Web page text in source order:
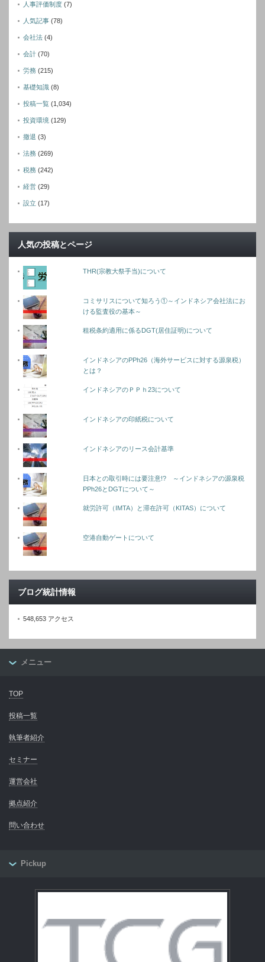
人事評価制度 (7)
人気記事 (78)
会社法 (4)
会計 (70)
労務 (215)
基礎知識 (8)
投稿一覧 (1,034)
投資環境 (129)
撤退 (3)
法務 (269)
税務 (242)
経営 (29)
設立 (17)
人気の投稿とページ
THR(宗教大祭手当)について
コミサリスについて知ろう①～インドネシア会社法にお
ける監査役の基本～
租税条約適用に係るDGT(居住証明)について
インドネシアのPPh26（海外サービスに対する源泉税）
とは？
インドネシアのＰＰｈ23について
インドネシアの印紙税について
インドネシアのリース会計基準
日本との取引時には要注意!? ～インドネシアの源泉税
PPh26とDGTについて～
就労許可（IMTA）と滞在許可（KITAS）について
空港自動ゲートについて
ブログ統計情報
548,653 アクセス
メニュー
TOP
投稿一覧
執筆者紹介
セミナー
運営会社
拠点紹介
問い合わせ
Pickup